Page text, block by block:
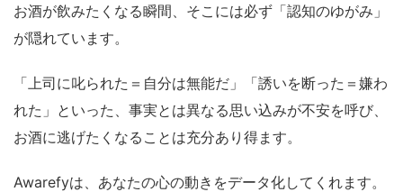
お酒が飲みたくなる瞬間、そこには必ず「認知のゆがみ」
が隠れています。
「上司に叱られた＝自分は無能だ」「誘いを断った＝嫌わ
れた」といった、事実とは異なる思い込みが不安を呼び、
お酒に逃げたくなることは充分あり得ます。
Awarefyは、あなたの心の動きをデータ化してくれます。